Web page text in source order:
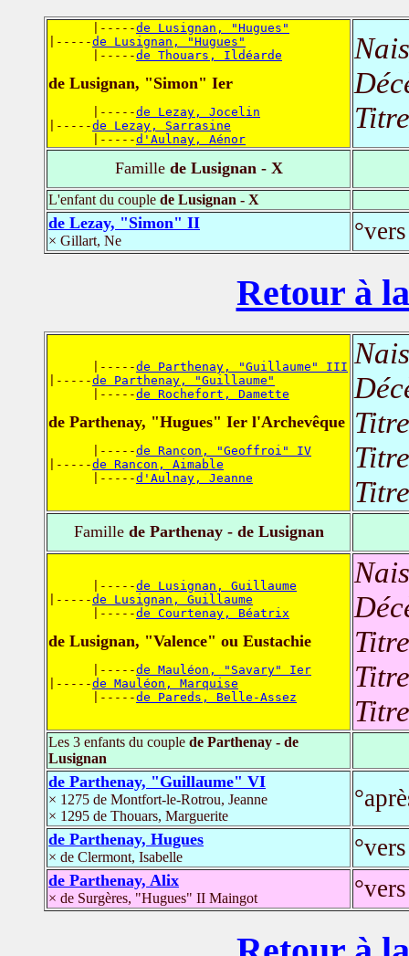
      |-----
de Lusignan, "Hugues"
|-----de Lusignan, "Hugues"
      |-----
de Thouars, Ildéarde
de Lusignan, "Simon" Ier
      |-----
de Lezay, Jocelin
|-----de Lezay, Sarrasine
      |-----
d'Aulnay, Aénor
Famillede Lusignan - X
L'enfant du couple de Lusignan - X
de Lezay, "Simon" II
× Gillart, Ne
Retour à
      |-----
de Parthenay, "Guillaume" III
|-----de Parthenay, "Guillaume"
      |-----
de Rochefort, Damette
de Parthenay, "Hugues" Ier l'Archevêque
      |-----
de Rancon, "Geoffroi" IV
|-----de Rancon, Aimable
      |-----
d'Aulnay, Jeanne
Famillede Parthenay - de Lusignan
      |-----
de Lusignan, Guillaume
|-----de Lusignan, Guillaume
      |-----
de Courtenay, Béatrix
de Lusignan, "Valence" ou Eustachie
      |-----
de Mauléon, "Savary" Ier
|-----de Mauléon, Marquise
      |-----
de Pareds, Belle-Assez
Les 3 enfants du couple de Parthenay - de
Lusignan
de Parthenay, "Guillaume" VI
× 1275 de Montfort-le-Rotrou, Jeanne
× 1295 de Thouars, Marguerite
de Parthenay, Hugues
× de Clermont, Isabelle
de Parthenay, Alix
× de Surgères, "Hugues" II Maingot